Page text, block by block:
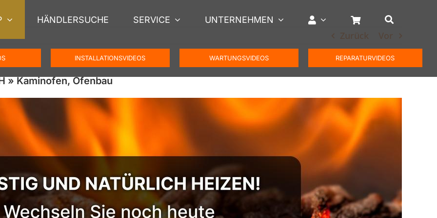
HÄNDLERSUCHE SERVICE UNTERNEHMEN
INSTALLATIONSVIDEOS WARTUNGSVIDEOS REPARATURVIDEOS
Zurück Vor
» Kaminofen, Ofenbau